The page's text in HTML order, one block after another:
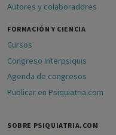
Autores y colaboradores
FORMACIÓN Y CIENCIA
Cursos
Congreso Interpsiquis
Agenda de congresos
Publicar en Psiquiatria.com
SOBRE PSIQUIATRIA.COM